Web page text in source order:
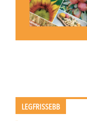
LEGFRISSEBB